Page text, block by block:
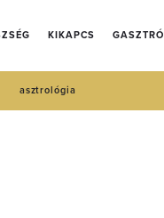
KIKAPCS GASZTRÓ
asztrológia